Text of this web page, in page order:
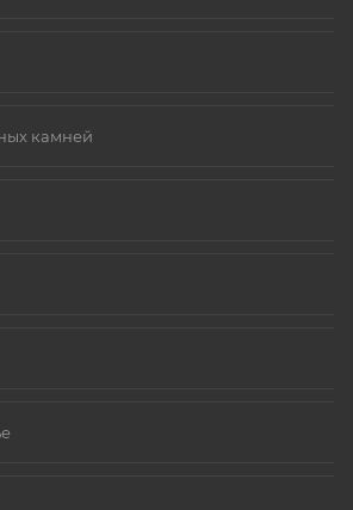
камней